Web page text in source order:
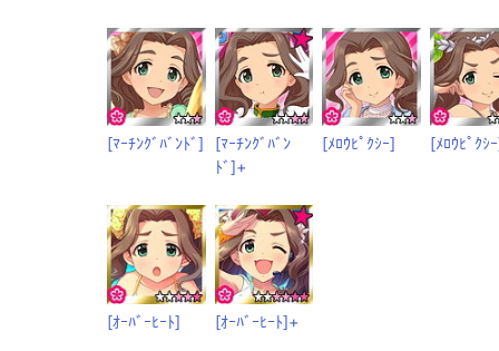
[ﾏｰﾁﾝｸﾞﾊﾞﾝﾄﾞ]
[ﾏｰﾁﾝｸﾞﾊﾞﾝ
ﾄﾞ]+
[ﾒﾛｳﾋﾟｸｼｰ] [ﾒﾛｳﾋﾟｸｼ
[ｵｰﾊﾞｰﾋｰﾄ] [ｵｰﾊﾞｰﾋｰﾄ]+